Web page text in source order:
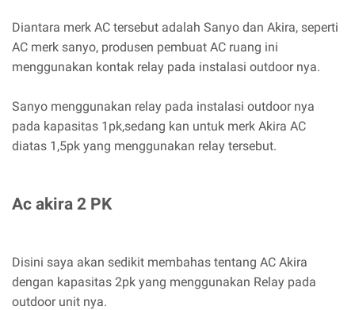
Diantara merk AC tersebut adalah Sanyo dan Akira, seperti
AC merk sanyo, produsen pembuat AC ruang ini
menggunakan kontak relay pada instalasi outdoor nya.
Sanyo menggunakan relay pada instalasi outdoor nya
pada kapasitas 1pk,sedang kan untuk merk Akira AC
diatas 1,5pk yang menggunakan relay tersebut.
Ac akira 2 PK
Disini saya akan sedikit membahas tentang AC Akira
dengan kapasitas 2pk yang menggunakan Relay pada
outdoor unit nya.